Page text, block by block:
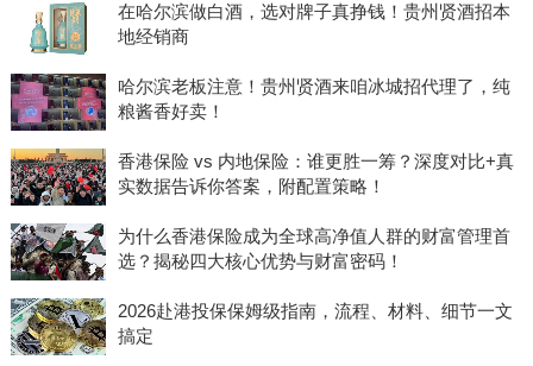
在哈尔滨做白酒，选对牌子真挣钱！贵州贤酒招本
地经销商
哈尔滨老板注意！贵州贤酒来咱冰城招代理了，纯
粮酱香好卖！
香港保险 vs 内地保险：谁更胜一筹？深度对比+真
实数据告诉你答案，附配置策略！
为什么香港保险成为全球高净值人群的财富管理首
选？揭秘四大核心优势与财富密码！
2026赴港投保保姆级指南，流程、材料、细节一文
搞定